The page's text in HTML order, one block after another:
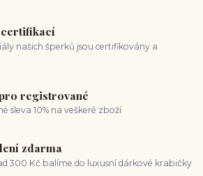
našich šperků jsou certifikovány a
pro registrované
sleva 10% na veškeré zboží
zdarma
300 Kč balíme do luxusní dárkové krabičky